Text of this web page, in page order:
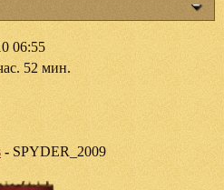
06:55
52 мин.
- SPYDER_2009